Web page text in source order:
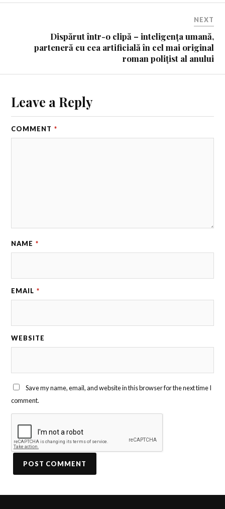
NEXT
Dispărut într-o clipă – inteligența umană,
parteneră cu cea artificială în cel mai original
roman polițist al anului
Leave a Reply
COMMENT *
NAME *
EMAIL *
WEBSITE
Save my name, email, and website in this browser for the next time I
comment.